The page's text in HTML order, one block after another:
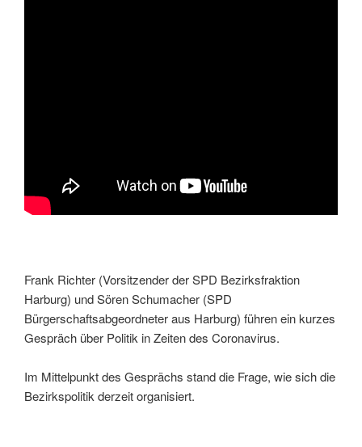
Frank Richter (Vorsitzender der SPD Bezirksfraktion
Harburg) und Sören Schumacher (SPD
Bürgerschaftsabgeordneter aus Harburg) führen ein kurzes
Gespräch über Politik in Zeiten des Coronavirus.
Im Mittelpunkt des Gesprächs stand die Frage, wie sich die
Bezirkspolitik derzeit organisiert.